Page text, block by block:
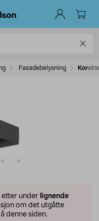
Fasadebelysning
etter under lignende
om det utgåtte
denne siden.